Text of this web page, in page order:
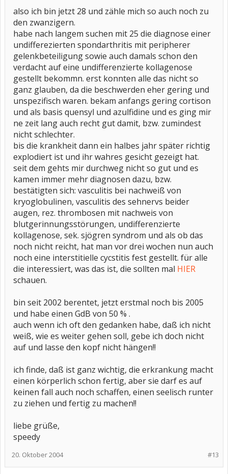
also ich bin jetzt 28 und zähle mich so auch noch zu
den zwanzigern.
habe nach langem suchen mit 25 die diagnose einer
undifferezierten spondarthritis mit peripherer
gelenkbeteiligung sowie auch damals schon den
verdacht auf eine undifferenzierte kollagenose
gestellt bekommn. erst konnten alle das nicht so
ganz glauben, da die beschwerden eher gering und
unspezifisch waren. bekam anfangs gering cortison
und als basis quensyl und azulfidine und es ging mir
ne zeit lang auch recht gut damit, bzw. zumindest
nicht schlechter.
bis die krankheit dann ein halbes jahr später richtig
explodiert ist und ihr wahres gesicht gezeigt hat.
seit dem gehts mir durchweg nicht so gut und es
kamen immer mehr diagnosen dazu, bzw.
bestätigten sich: vasculitis bei nachweiß von
kryoglobulinen, vasculitis des sehnervs beider
augen, rez. thrombosen mit nachweis von
blutgerinnungsstörungen, undifferenzierte
kollagenose, sek. sjögren syndrom und als ob das
noch nicht reicht, hat man vor drei wochen nun auch
noch eine interstitielle cycstitis fest gestellt. für alle
die interessiert, was das ist, die sollten mal HIER
schauen.
bin seit 2002 berentet, jetzt erstmal noch bis 2005
und habe einen GdB von 50 % .
auch wenn ich oft den gedanken habe, daß ich nicht
weiß, wie es weiter gehen soll, gebe ich doch nicht
auf und lasse den kopf nicht hängen!!
ich finde, daß ist ganz wichtig, die erkrankung macht
einen körperlich schon fertig, aber sie darf es auf
keinen fall auch noch schaffen, einen seelisch runter
zu ziehen und fertig zu machen!!
liebe grüße,
speedy
#13
20. Oktober 2004